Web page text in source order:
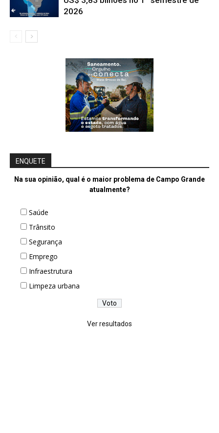
2026
ENQUETE
Na sua opinião, qual é o maior problema de Campo Grande
atualmente?
Saúde
Trânsito
Segurança
Emprego
Infraestrutura
Limpeza urbana
Ver resultados